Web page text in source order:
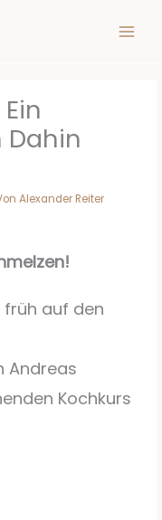
Dahin
Alexander Reiter
auf den
Andreas
Kochkurs